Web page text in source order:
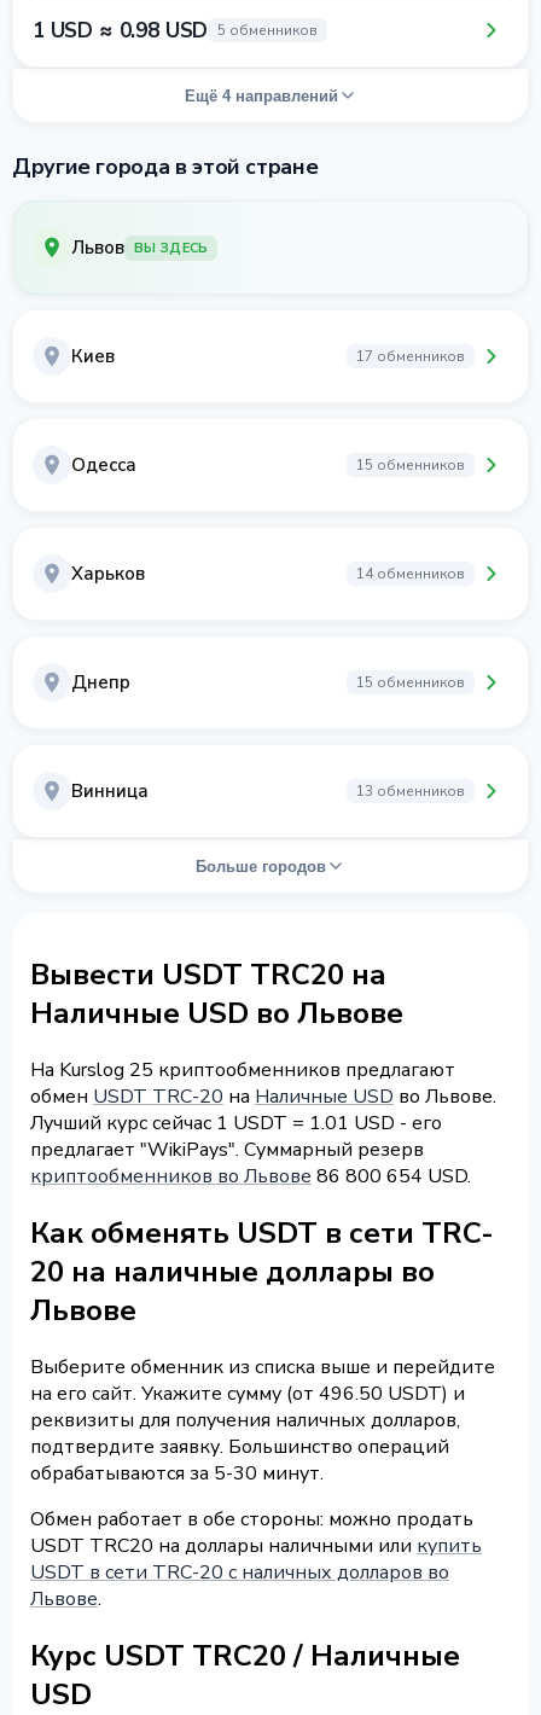
1 USD ≈ 0.98 USD 5 обменников
Ещё 4 направлений
Другие города в этой стране
Львов ВЫ ЗДЕСЬ
Киев 17 обменников
Одесса 15 обменников
Харьков 14 обменников
Днепр 15 обменников
Винница 13 обменников
Больше городов
Вывести USDT TRC20 на
Наличные USD во Львове
На Kurslog 25 криптообменников предлагают
обмен USDT TRC-20 на Наличные USD во Львове.
Лучший курс сейчас 1 USDT = 1.01 USD - его
предлагает "WikiPays". Суммарный резерв
криптообменников во Львове 86 800 654 USD.
Как обменять USDT в сети TRC-
20 на наличные доллары во
Львове
Выберите обменник из списка выше и перейдите
на его сайт. Укажите сумму (от 496.50 USDT) и
реквизиты для получения наличных долларов,
подтвердите заявку. Большинство операций
обрабатываются за 5-30 минут.
Обмен работает в обе стороны: можно продать
USDT TRC20 на доллары наличными или купить
USDT в сети TRC-20 с наличных долларов во
Львове.
Курс USDT TRC20 / Наличные
USD